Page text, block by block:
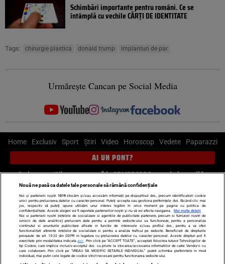
Schimbări importante pentru români. Ce se
întâmplă cu vechile CĂRȚI DE IDENTITATE
Tags: chirurgie plastica donald trump implanturi de par
Urmărește Cancan pe Social Media
Home Exclusiv Sport Știri Video Horoscop Vedete Paparazzi
AI UN PONT?
Scrie-ne pe Whatsapp, sună la 0741226226 sau trimite mail la
pont@cancan.ro
Știri interne Știri externe
Politică
Ultimele stiri
Diete Insula Iubirii Dictionar de vise
LIFE STYLE
Horoscop
Echipa editorială
Termeni si condiții
Politica de confidențialitate
Nouă ne pasă ca datele tale personale să rămână confidențiale
Noi și partenerii noștri 1019stocăm și/sau accesăm informații pe dispozitivul dvs., precum identificatorii cookie
unici pentru prelucrarea datelor cu caracter personal. Puteți accepta sau gestiona preferințele dvs. făcând clic mai
jos, respectiv vă puteți opune utilizării unui interes legitim în orice moment pe pagina cu politica de
confidențialitate. Aceste alegeri vor fi raportate partenerilor noștri și nu vă vor afecta navigarea.
Mai multe detalii
Noi si partenerii nostri (retelele de socializare si agentiile de publicitate partenere, precum si furnizorii nostri de
servicii de date analitice) prelucram date pentru a permite website-ului sa functioneze, pentru a personaliza
continutul si anunturile publicitare afisate in functie de interesele si/sau profilul dvs., pentru a va oferi
functionalitati aferente retelelor de socializare si pentru a analiza traficul pe website. Beneficiati de drepturile
prevazute de art. 15-22 din GDPR in legatura cu prelucrarea datelor cu caracter personal. Aceste drepturi pot fi
exercitate prin modalitatea indicataaici . Prin click pe “ACCEPT TOATE”, acceptati folosirea tuturor Tehnologiilor de
tip Cookie, care implica inclusiv acceptul dvs. cu privire la stocarea/accesarea informatiilor de catre Vendor-ii cu
care colaboram. Prin click pe “VREAU SA MODIFIC SETARILE INDIVIDUAL” puteti schimba preferintele in mod
individual, mai putin cele legate de cookie strict necesare pentru functionarea website-ului.